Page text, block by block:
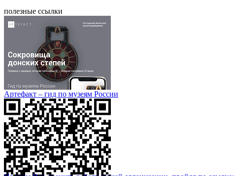
полезные ссылки
Артефакт – гид по музеям России